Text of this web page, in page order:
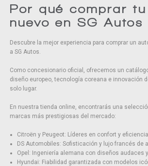
Por qué comprar
nuevo en SG Autos
Descubre la mejor experiencia para comprar un
a SG Autos.
Como concesionario oficial, ofrecemos un
diseño europeo, tecnología coreana e innovación
solo lugar.
En nuestra tienda online, encontrarás una
marcas más prestigiosas del mercado:
Citroën y Peugeot: Líderes en confort y
DS Automobiles: Sofisticación y lujo francés de
Opel: Ingeniería alemana con diseños audaces
Hyundai: Fiabilidad garantizada con modelos